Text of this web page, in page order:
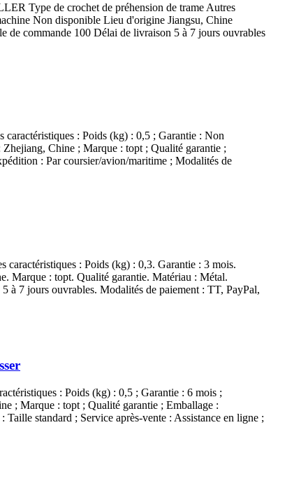
Type de crochet de préhension de trame Autres
Non disponible Lieu d'origine Jiangsu, Chine
commande 100 Délai de livraison 5 à 7 jours ouvrables
: Poids (kg) : 0,5 ; Garantie : Non
Chine ; Marque : topt ; Qualité garantie ;
: Par coursier/avion/maritime ; Modalités de
caractéristiques : Poids (kg) : 0,3. Garantie : 3 mois.
Marque : topt. Qualité garantie. Matériau : Métal.
à 7 jours ouvrables. Modalités de paiement : TT, PayPal,
: Poids (kg) : 0,5 ; Garantie : 6 mois ;
; Marque : topt ; Qualité garantie ; Emballage :
standard ; Service après-vente : Assistance en ligne ;